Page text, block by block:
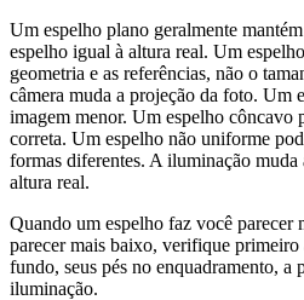
Um espelho plano geralmente
espelho igual à altura real. Um
geometria e as referências, não o
câmera muda a projeção da foto. Um
imagem menor. Um espelho côncavo
correta. Um espelho não uniforme
formas diferentes. A iluminação muda
altura real.
Quando um espelho faz você parecer
parecer mais baixo, verifique
fundo, seus pés no enquadramento, a
iluminação.